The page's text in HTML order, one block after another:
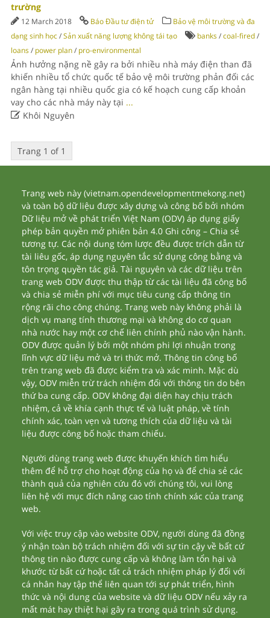
trường
12 March 2018 Báo Đầu tư điện tử
Bảo vệ môi trường và đa
dạng sinh học/Sản xuất năng lượng không tái tạo banks/coal-fired/
loans/ power plan/ pro-environmental
Ảnh hưởng nặng nề gây ra bởi nhiều nhà máy điện than đã
khiến nhiều tổ chức quốc tế bảo vệ môi trường phản đối các
ngân hàng tại nhiều quốc gia có kế hoạch cung cấp khoản
vay cho các nhà máy này tại ...
Khôi Nguyên
Trang 1 of 1
Trang web này (vietnam.opendevelopmentmekong.net)
và toàn bộ dữ liệu được xây dựng và công bố bởi nhóm
Dữ liệu mở về phát triển Việt Nam (ODV) áp dụng giấy
phép bản quyền mở phiên bản 4.0 Ghi công – Chia sẻ
tương tự. Các nội dung tóm lược đều được trích dẫn từ
tài liêu gốc, áp dụng nguyên tắc sử dụng công bằng và
tôn trọng quyền tác giả. Tài nguyên và các dữ liệu trên
trang web ODV được thu thập từ các tài liệu đã công bố
và chia sẻ miễn phí với mục tiêu cung cấp thông tin
rộng rãi cho công chúng. Trang web này không phải là
dịch vụ mang tính thương mại và không do cơ quan
nhà nước hay một cơ chế liên chính phủ nào vận hành.
ODV được quản lý bởi một nhóm phi lợi nhuận trong
lĩnh vực dữ liệu mở và tri thức mở. Thông tin công bố
trên trang web đã được kiểm tra và xác minh. Mặc dù
vậy, ODV miễn trừ trách nhiệm đối với thông tin do bên
thứ ba cung cấp. ODV không đại diện hay chịu trách
nhiệm, cả về khía cạnh thực tế và luật pháp, về tính
chính xác, toàn vẹn và tương thích của dữ liệu và tài
liệu được công bố hoặc tham chiếu.
Người dùng trang web được khuyến khích tìm hiểu
thêm để hỗ trợ cho hoạt động của họ và để chia sẻ các
thành quả của nghiên cứu đó với chúng tôi, vui lòng
liên hệ với mục đích nâng cao tính chính xác của trang
web.
Với việc truy cập vào website ODV, người dùng đã đồng
ý nhận toàn bộ trách nhiệm đối với sự tin cậy về bất cứ
thông tin nào được cung cấp và không làm tổn hại và
khước từ bất cứ hoặc tất cả trách nhiệm pháp lý đối với
cá nhân hay tập thể liên quan tới sự phát triển, hình
thức và nội dung của website và dữ liệu ODV nếu xảy ra
mất mát hay thiệt hại gây ra trong quá trình sử dụng.